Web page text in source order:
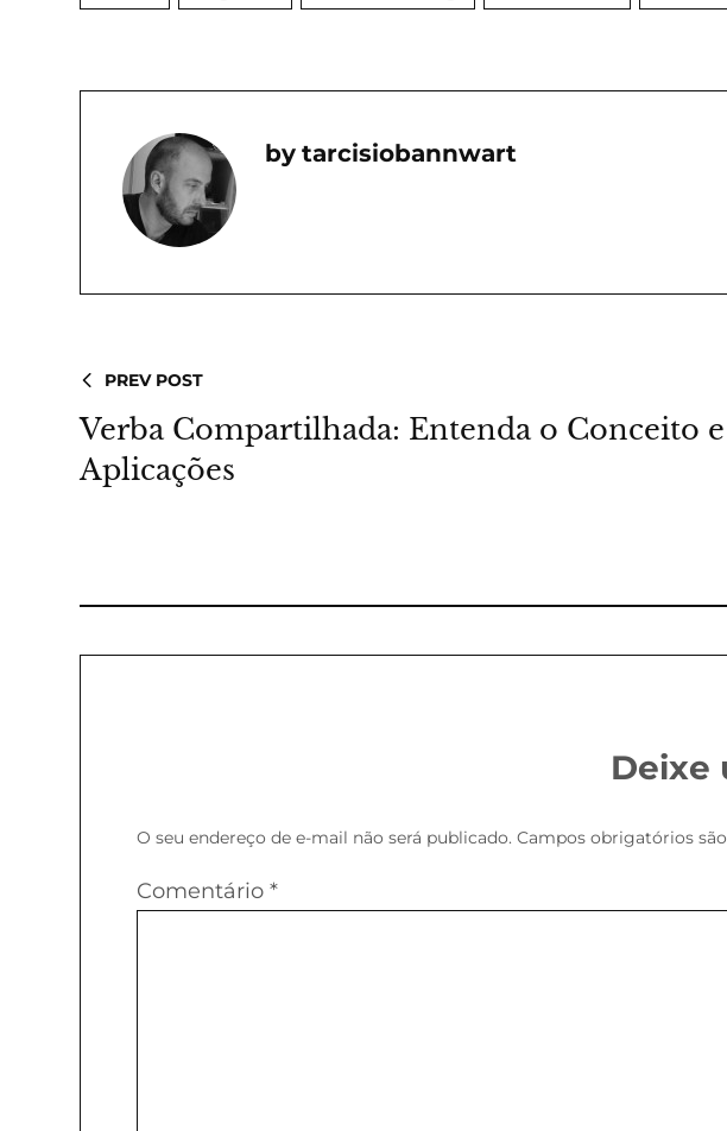
Tarcisiobannwart
PREV POST
Verba Compartilhada: Entenda o Conceito e
Aplicações
Deixe
O seu endereço de e-mail não será publicado. Campos obrigatórios
Comentário*